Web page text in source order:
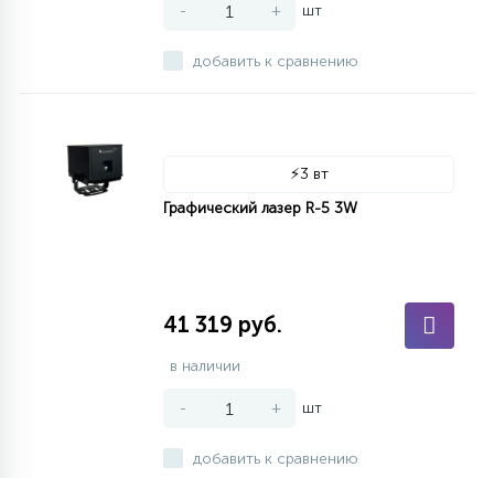
- + шт
добавить к сравнению
⚡3 вт
Графический лазер R-5 3W
41 319 руб.
в наличии
- + шт
добавить к сравнению